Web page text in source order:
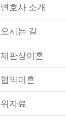
변호사 소개
오시는 길
재판상이혼
협의이혼
위자료